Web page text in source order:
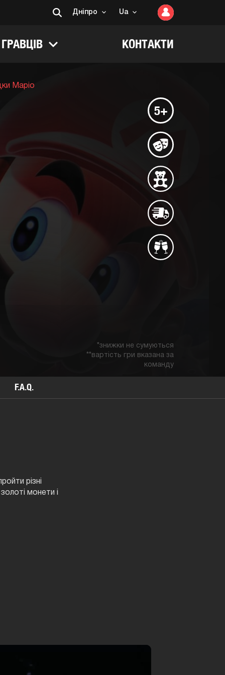
Дніпро Ua
КОНТАКТИ
Маріо
5+
*знижки не сумуються
**вартість гри вказана за
команду
F.A.Q.
різні
монети і